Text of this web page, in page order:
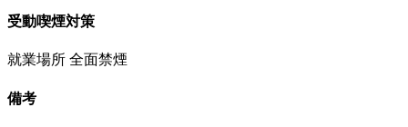
受動喫煙対策
就業場所 全面禁煙
備考